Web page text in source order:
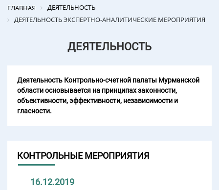
ГЛАВНАЯ
ДЕЯТЕЛЬНОСТЬ
ДЕЯТЕЛЬНОСТЬ ЭКСПЕРТНО-АНАЛИТИЧЕСКИЕ МЕРОПРИЯТИЯ
ДЕЯТЕЛЬНОСТЬ
Деятельность Контрольно-счетной палаты Мурманской
области основывается на принципах законности,
объективности, эффективности, независимости и
гласности.
КОНТРОЛЬНЫЕ МЕРОПРИЯТИЯ
16.12.2019